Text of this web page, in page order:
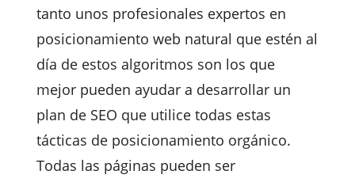
tanto unos profesionales expertos en
posicionamiento web natural que estén al
día de estos algoritmos son los que
mejor pueden ayudar a desarrollar un
plan de SEO que utilice todas estas
tácticas de posicionamiento orgánico.
Todas las páginas pueden ser